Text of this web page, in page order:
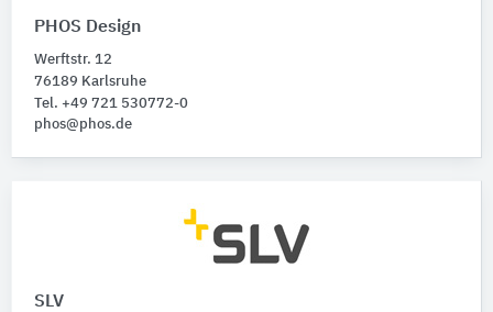
PHOS Design
Werftstr. 12
76189 Karlsruhe
Tel. +49 721 530772-0
phos@phos.de
SLV